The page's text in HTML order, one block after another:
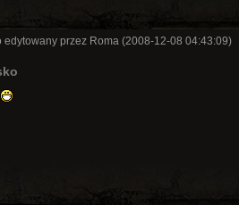
edytowany przez Roma (2008-12-08 04:43:09)